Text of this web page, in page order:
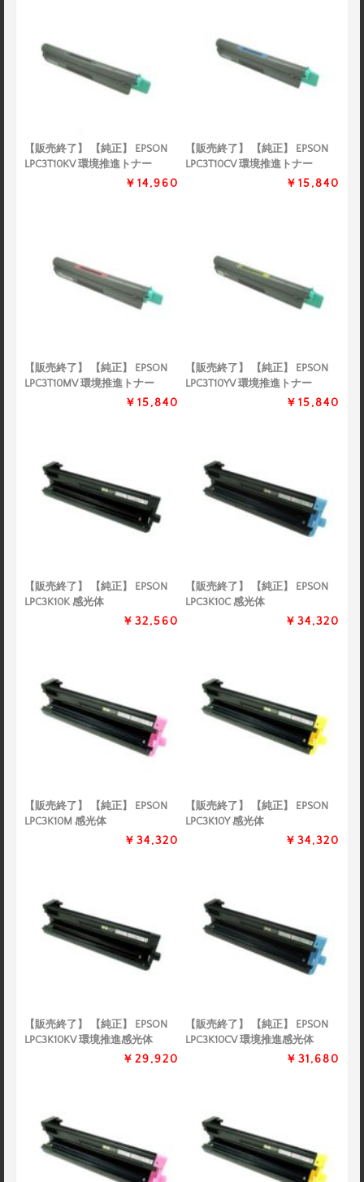
【販売終了】 【純正】 EPSON
LPC3T10KV 環境推進トナー
￥14,960
【販売終了】 【純正】 EPSON
LPC3T10CV 環境推進トナー
￥15,840
【販売終了】 【純正】 EPSON
LPC3T10MV 環境推進トナー
￥15,840
【販売終了】 【純正】 EPSON
LPC3T10YV 環境推進トナー
￥15,840
【販売終了】 【純正】 EPSON
LPC3K10K 感光体
￥32,560
【販売終了】 【純正】 EPSON
LPC3K10C 感光体
￥34,320
【販売終了】 【純正】 EPSON
LPC3K10M 感光体
￥34,320
【販売終了】 【純正】 EPSON
LPC3K10Y 感光体
￥34,320
【販売終了】 【純正】 EPSON
LPC3K10KV 環境推進感光体
￥29,920
【販売終了】 【純正】 EPSON
LPC3K10CV 環境推進感光体
￥31,680